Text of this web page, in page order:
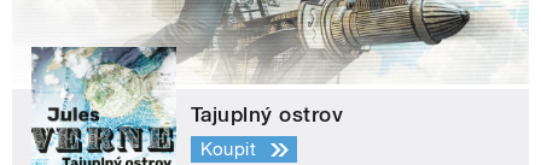
Tajuplný ostrov
Koupit